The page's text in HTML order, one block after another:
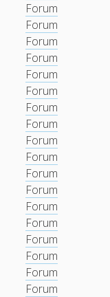
Forum
Forum
Forum
Forum
Forum
Forum
Forum
Forum
Forum
Forum
Forum
Forum
Forum
Forum
Forum
Forum
Forum
Forum